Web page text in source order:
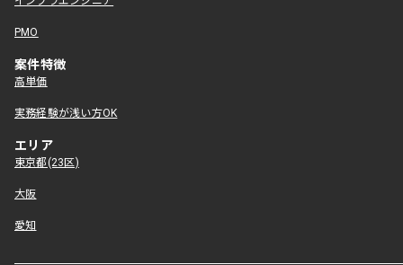
PMO
案件特徴
高単価
実務経験が浅い方OK
エリア
東京都(23区)
大阪
愛知